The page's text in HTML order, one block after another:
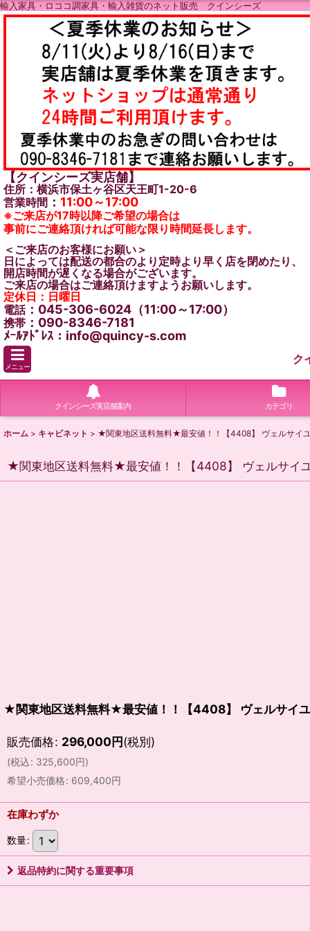
輸入家具・ロココ調家具・輸入雑貨のネット販売 クインシーズ
【クインシーズ実店舗】
住所：横浜市保土ヶ谷区天王町1-20-6
営業時間 ： 11:00～17:00
※ご来店が17時以降ご希望の場合は
事前にご連絡頂ければ可能な限り時間延長します。
＜ご来店のお客様にお願い＞
日によっては配送の都合のより定時より早く店を閉めたり、
開店時間が遅くなる場合がございます。
ご来店の場合はご連絡頂けますようお願いします。
定休日：日曜日
電話：045-306-6024（11:00～17:00）
携帯 ：090-8346-7181
ﾒｰﾙｱﾄﾞﾚｽ：info@quincy-s.com
メニュー
ク
クインシーズ実店舗案内 カテゴリ
ホーム > キャビネット > ★関東地区送料無料★最安値！！【4408】 ヴェルサ
★関東地区送料無料★最安値！！【4408】 ヴェルサ
★関東地区送料無料★最安値！！【4408】 ヴェルサ
販売価格: 296,000円(税別)
(税込: 325,600円)
希望小売価格: 609,400円
在庫わずか
数量:
返品特約に関する重要事項